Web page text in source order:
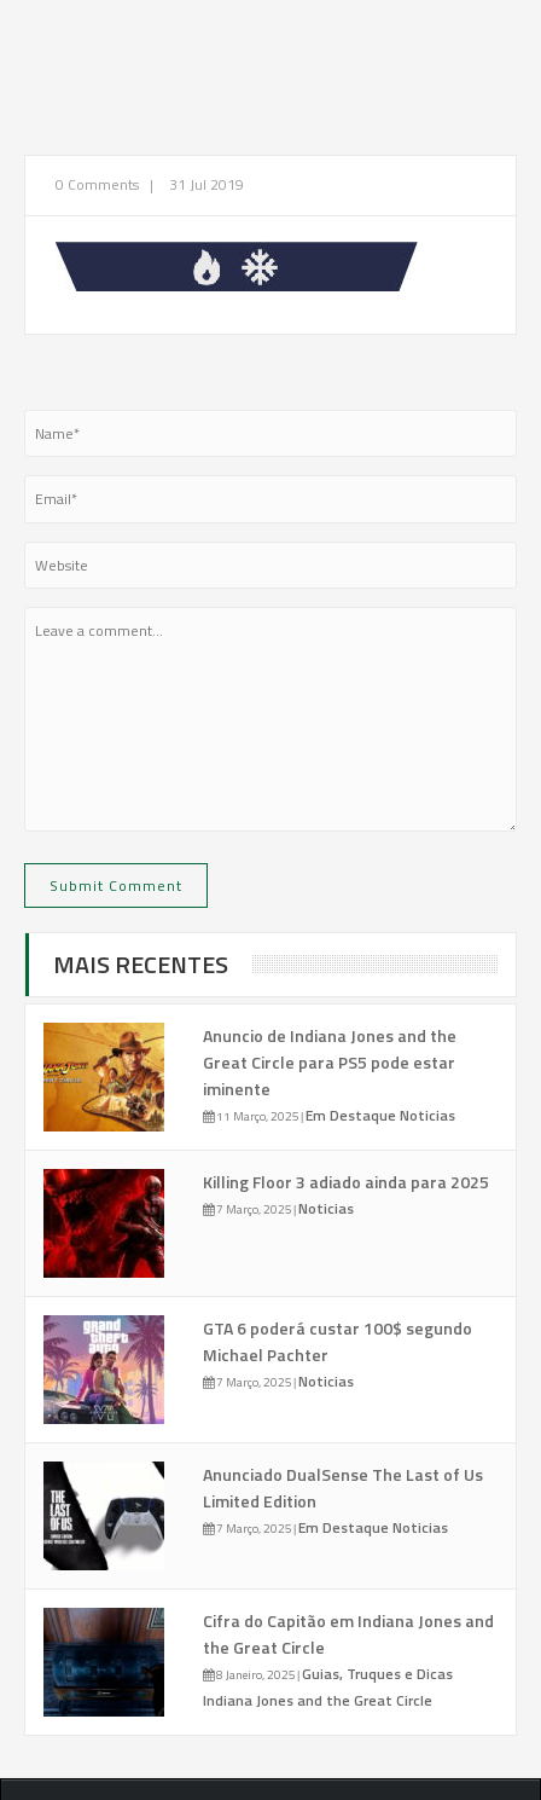
0 Comments | 31 Jul 2019
MAIS RECENTES
Anuncio de Indiana Jones and the
Great Circle para PS5 pode estar
iminente
11 Março, 2025|Em Destaque Noticias
Killing Floor 3 adiado ainda para 2025
7 Março, 2025|Noticias
GTA 6 poderá custar 100$ segundo
Michael Pachter
7 Março, 2025|Noticias
Anunciado DualSense The Last of Us
Limited Edition
7 Março, 2025|Em Destaque Noticias
Cifra do Capitão em Indiana Jones and
the Great Circle
8 Janeiro, 2025|Guias, Truques e Dicas
Indiana Jones and the Great Circle